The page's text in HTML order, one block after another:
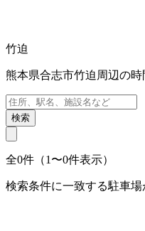
竹迫
熊本県合志市竹迫周辺の
検索
全0件（1〜0件表示）
検索条件に一致する駐車場